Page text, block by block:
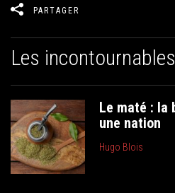
PARTAGER
Les
Le maté : la
une nation
Hugo Blois